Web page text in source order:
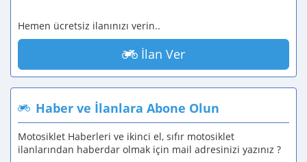
Hemen ücretsiz ilanınızı verin..
İlan Ver
Haber ve İlanlara Abone Olun
Motosiklet Haberleri ve ikinci el, sıfır motosiklet
ilanlarından haberdar olmak için mail adresinizi yazınız ?